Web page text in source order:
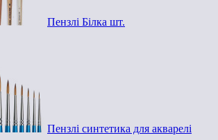
Пензлі Білка шт.
Пензлі синтетика для акварелі